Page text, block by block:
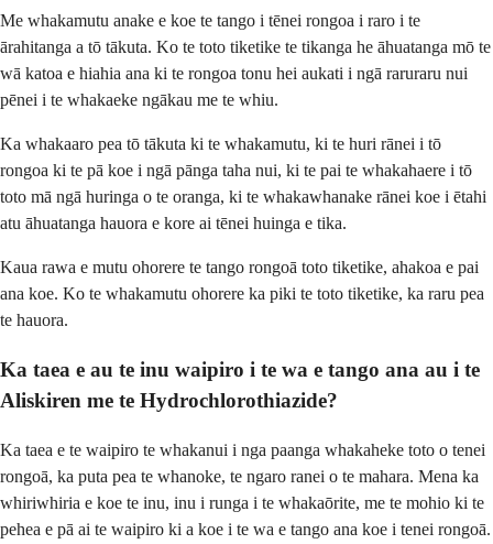
Me whakamutu anake e koe te tango i tēnei rongoa i raro i te
ārahitanga a tō tākuta. Ko te toto tiketike te tikanga he āhuatanga mō te
wā katoa e hiahia ana ki te rongoa tonu hei aukati i ngā raruraru nui
pēnei i te whakaeke ngākau me te whiu.
Ka whakaaro pea tō tākuta ki te whakamutu, ki te huri rānei i tō
rongoa ki te pā koe i ngā pānga taha nui, ki te pai te whakahaere i tō
toto mā ngā huringa o te oranga, ki te whakawhanake rānei koe i ētahi
atu āhuatanga hauora e kore ai tēnei huinga e tika.
Kaua rawa e mutu ohorere te tango rongoā toto tiketike, ahakoa e pai
ana koe. Ko te whakamutu ohorere ka piki te toto tiketike, ka raru pea
te hauora.
Ka taea e au te inu waipiro i te wa e tango ana au i te
Aliskiren me te Hydrochlorothiazide?
Ka taea e te waipiro te whakanui i nga paanga whakaheke toto o tenei
rongoā, ka puta pea te whanoke, te ngaro ranei o te mahara. Mena ka
whiriwhiria e koe te inu, inu i runga i te whakaōrite, me te mohio ki te
pehea e pā ai te waipiro ki a koe i te wa e tango ana koe i tenei rongoā.